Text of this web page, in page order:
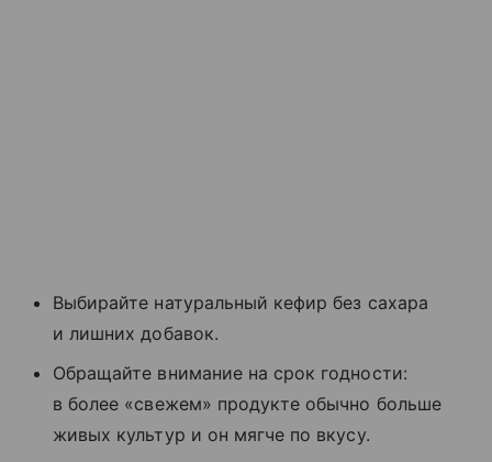
Выбирайте натуральный кефир без сахара
и лишних добавок.
Обращайте внимание на срок годности:
в более «свежем» продукте обычно больше
живых культур и он мягче по вкусу.